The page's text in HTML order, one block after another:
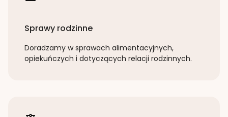
Sprawy rodzinne
Doradzamy w sprawach alimentacyjnych,
opiekuńczych i dotyczących relacji rodzinnych.